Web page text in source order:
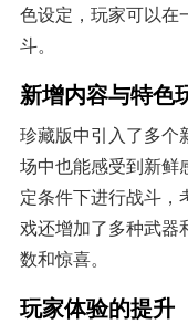
色设定，玩家可以在
斗。
新增内容与特色
珍藏版中引入了多个
场中也能感受到新鲜
定条件下进行战斗，
戏还增加了多种武器
数和惊喜。
玩家体验的提升